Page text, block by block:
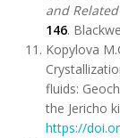
and Related
146.
Kopylova
fluids:
the Jericho
https://